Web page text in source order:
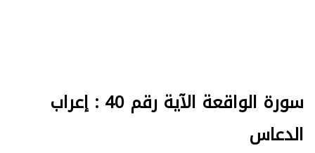
سورة الواقعة الآية رقم 40 : إعراب
الدعاس